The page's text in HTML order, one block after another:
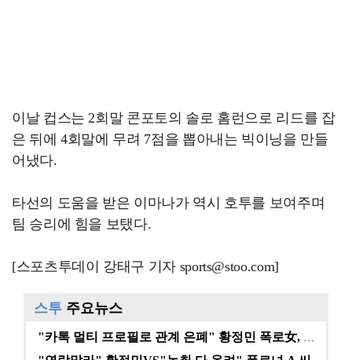
이날 컵스는 2회말 콘포토의 솔로 홈런으로 리드를 잡
은 뒤에 4회말에 무려 7점을 뽑아내는 빅이닝을 만들
어냈다.
타선의 도움을 받은 이마나가 역시 호투를 보여주며
팀 승리에 힘을 보탰다.
[스포츠투데이 강태구 기자 sports@stoo.com]
스투 주요뉴스
"카톡 멀티 프로필로 관계 은폐" 황정민 폭로女, 문자…